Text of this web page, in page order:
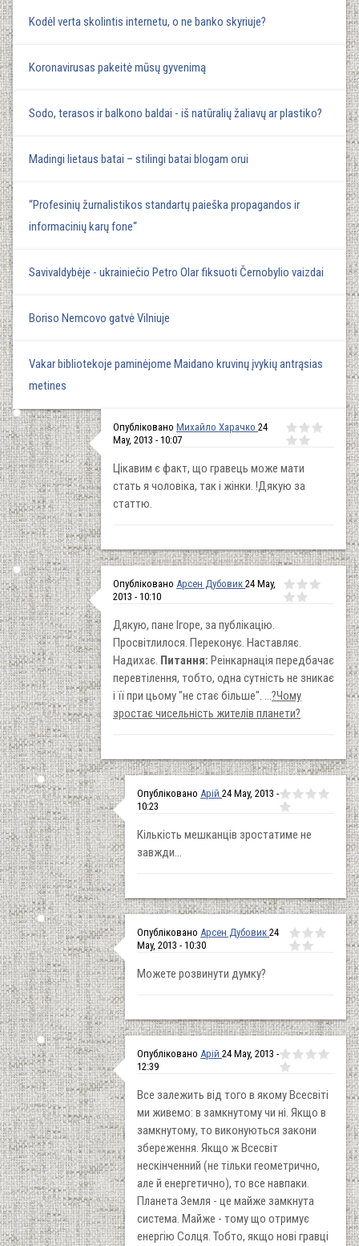
Kodėl verta skolintis internetu, o ne banko skyriuje?
Koronavirusas pakeitė mūsų gyvenimą
Sodo, terasos ir balkono baldai - iš natūralių žaliavų ar plastiko?
Madingi lietaus batai – stilingi batai blogam orui
“Profesinių žurnalistikos standartų paieška propagandos ir
informacinių karų fone“
Savivaldybėje - ukrainiečio Petro Olar fiksuoti Černobylio vaizdai
Boriso Nemcovo gatvė Vilniuje
Vakar bibliotekoje paminėjome Maidano kruvinų įvykių antrąsias
metines
Опубліковано Михайло Харачко 24
May, 2013 - 10:07
Цікавим є факт, що гравець може мати
стать я чоловіка, так і жінки. !Дякую за
статтю.
Опубліковано Арсен Дубовик 24 May,
2013 - 10:10
Дякую, пане Ігоре, за публікацію.
Просвітлилося. Переконує. Наставляє.
Надихає. Питання: Реінкарнація передбачає
перевтілення, тобто, одна сутність не зникає
і її при цьому "не стає більше". ...?Чому
зростає чисельність жителів планети?
Опубліковано Арій 24 May, 2013 -
10:23
Кількість мешканців зростатиме не
завжди...
Опубліковано Арсен Дубовик 24
May, 2013 - 10:30
Можете розвинути думку?
Опубліковано Арій 24 May, 2013 -
12:39
Все залежить від того в якому Всесвіті
ми живемо: в замкнутому чи ні. Якщо в
замкнутому, то виконуються закони
збереження. Якщо ж Всесвіт
нескінченний (не тільки геометрично,
але й енергетично), то все навпаки.
Планета Земля - це майже замкнута
система. Майже - тому що отримує
енергію Солця. Тобто, якщо нові гравці